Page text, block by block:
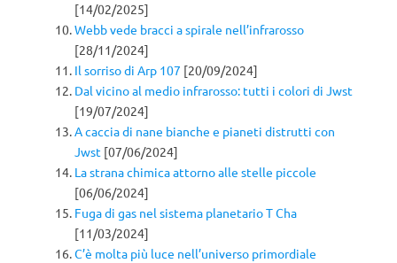
[14/02/2025]
Webb vede bracci a spirale nell’infrarosso
[28/11/2024]
Il sorriso di Arp 107 [20/09/2024]
Dal vicino al medio infrarosso: tutti i colori di Jwst
[19/07/2024]
A caccia di nane bianche e pianeti distrutti con
Jwst [07/06/2024]
La strana chimica attorno alle stelle piccole
[06/06/2024]
Fuga di gas nel sistema planetario T Cha
[11/03/2024]
C’è molta più luce nell’universo primordiale